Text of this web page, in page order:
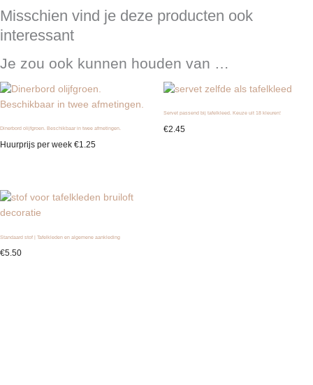
Misschien vind je deze producten ook
interessant
Je zou ook kunnen houden van …
Dinerbord olijfgroen. Beschikbaar in twee afmetingen.
Huurprijs per week €1.25
Servet passend bij tafelkleed. Keuze uit 18 kleuren!
€2.45
Standaard stof | Tafelkleden en algemene aankleding
€5.50